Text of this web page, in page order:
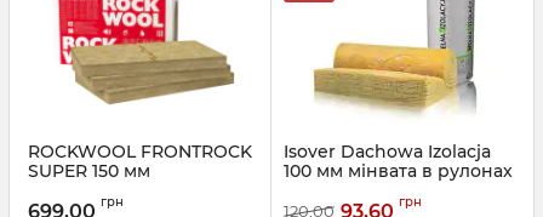
ROCKWOOL FRONTROCK
SUPER 150 мм
Роквул Фронтрок Супер
699,00 грн
Isover Dachowa Izolacja
100 мм мінвата в рулонах
120,00 93,60 грн